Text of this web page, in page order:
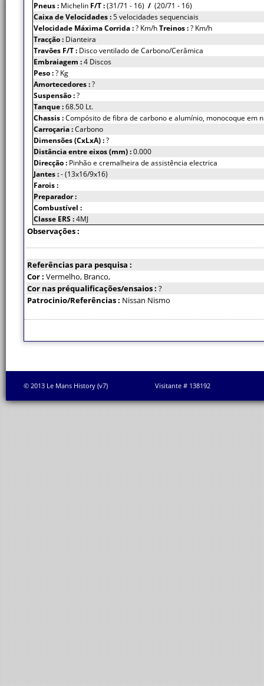
Pneus : Michelin F/T :(31/71 - 16) / (20/71 - 16)
Caixa de Velocidades :5 velocidades sequenciais
Velocidade Máxima Corrida :? Km/hTreinos :? Km/h
Tracção : Dianteira
Travões F/T : Disco ventilado de Carbono/Cerâmica
Embraiagem :4 Discos
Peso :? Kg
Amortecedores :?
Suspensão :?
Tanque :68.50 Lt.
Chassis :Compósito de fibra de carbono e alumínio, monocoque em
Carroçaria :Carbono
Dimensões (CxLxA) :?
Distância entre eixos (mm) :0.000
Direcção : Pinhão e cremalheira de assistência electrica
Jantes :- (13x16/9x16)
Farois :
Preparador :
Combustível :
Classe ERS :4MJ
Observações :
Referências para pesquisa :
Cor : Vermelho, Branco,
Cor nas préqualificações/ensaios : ?
Patrocinio/Referências : Nissan Nismo
© 2013 Le Mans History (v7) Visitante # 138192